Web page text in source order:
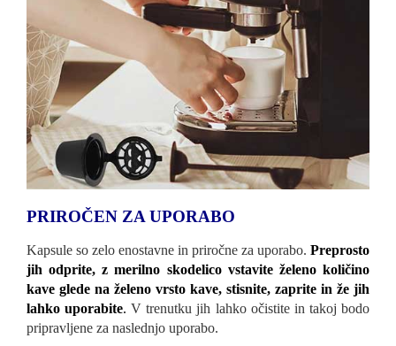
PRIROČEN ZA UPORABO
Kapsule so zelo enostavne in priročne za uporabo. Preprosto
jih odprite, z merilno skodelico vstavite želeno količino
kave glede na želeno vrsto kave, stisnite, zaprite in že jih
lahko uporabite. V trenutku jih lahko očistite in takoj bodo
pripravljene za naslednjo uporabo.